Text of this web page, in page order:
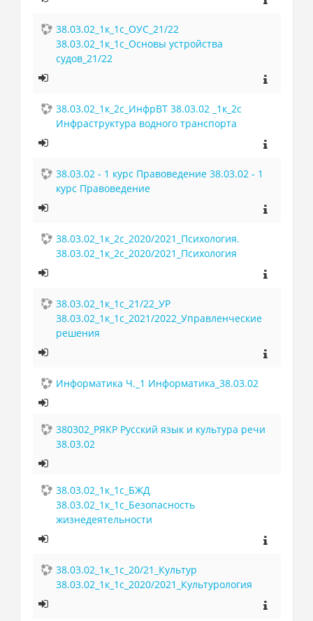
38.03.02_1к_1с_ОУС_21/22
38.03.02_1к_1с_Основы устройства
судов_21/22
38.03.02_1к_2с_ИнфрВТ 38.03.02 _1к_2с
Инфраструктура водного транспорта
38.03.02 - 1 курс Правоведение 38.03.02 - 1
курс Правоведение
38.03.02_1к_2с_2020/2021_Психология.
38.03.02_1к_2с_2020/2021_Психология
38.03.02_1к_1с_21/22_УР
38.03.02_1к_1с_2021/2022_Управленческие
решения
Информатика Ч._1 Информатика_38.03.02
380302_РЯКР Русский язык и культура речи
38.03.02
38.03.02_1к_1с_БЖД
38.03.02_1к_1с_Безопасность
жизнедеятельности
38.03.02_1к_1с_20/21_Культур
38.03.02_1к_1с_2020/2021_Культурология